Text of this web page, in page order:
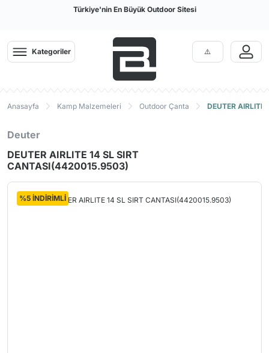
Türkiye'nin En Büyük Outdoor Sitesi
Kategoriler
Anasayfa Kamp Malzemeleri Outdoor Çanta DEUTER
Deuter
DEUTER AIRLITE 14 SL SIRT
CANTASI(4420015.9503)
%5 İNDİRİMLİ